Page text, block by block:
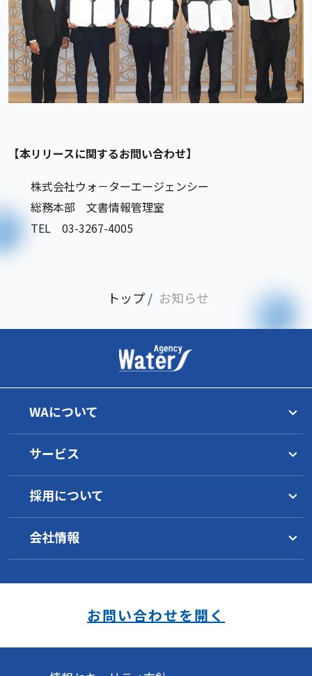
【本リリースに関するお問い合わせ】
株式会社ウォ－ターエージェンシー
総務本部 文書情報管理室
TEL 03-3267-4005
トップ / お知らせ
WAについて
トップメッセージ
理念
グループ一覧
WAの目指すもの
事業継続のために
サービス
水マネジメント
サービス概要
水環境について
海外事業
工業薬品
オゾン水／浄水器
オゾン水生成器
採用について
1分でわかるWA
WAの働き方
キャリアパス
採用要項
新卒採用
障がい者採用
会社情報
会社概要
沿革
品質方針
環境方針
お問い合わせを開く